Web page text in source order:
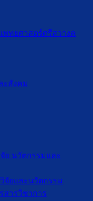
ทยศาสตร์ศรีสวางค
ะสังคม
ย นวัตกรรมและ
จัยและนวัตกรรม
สารวิชาการ